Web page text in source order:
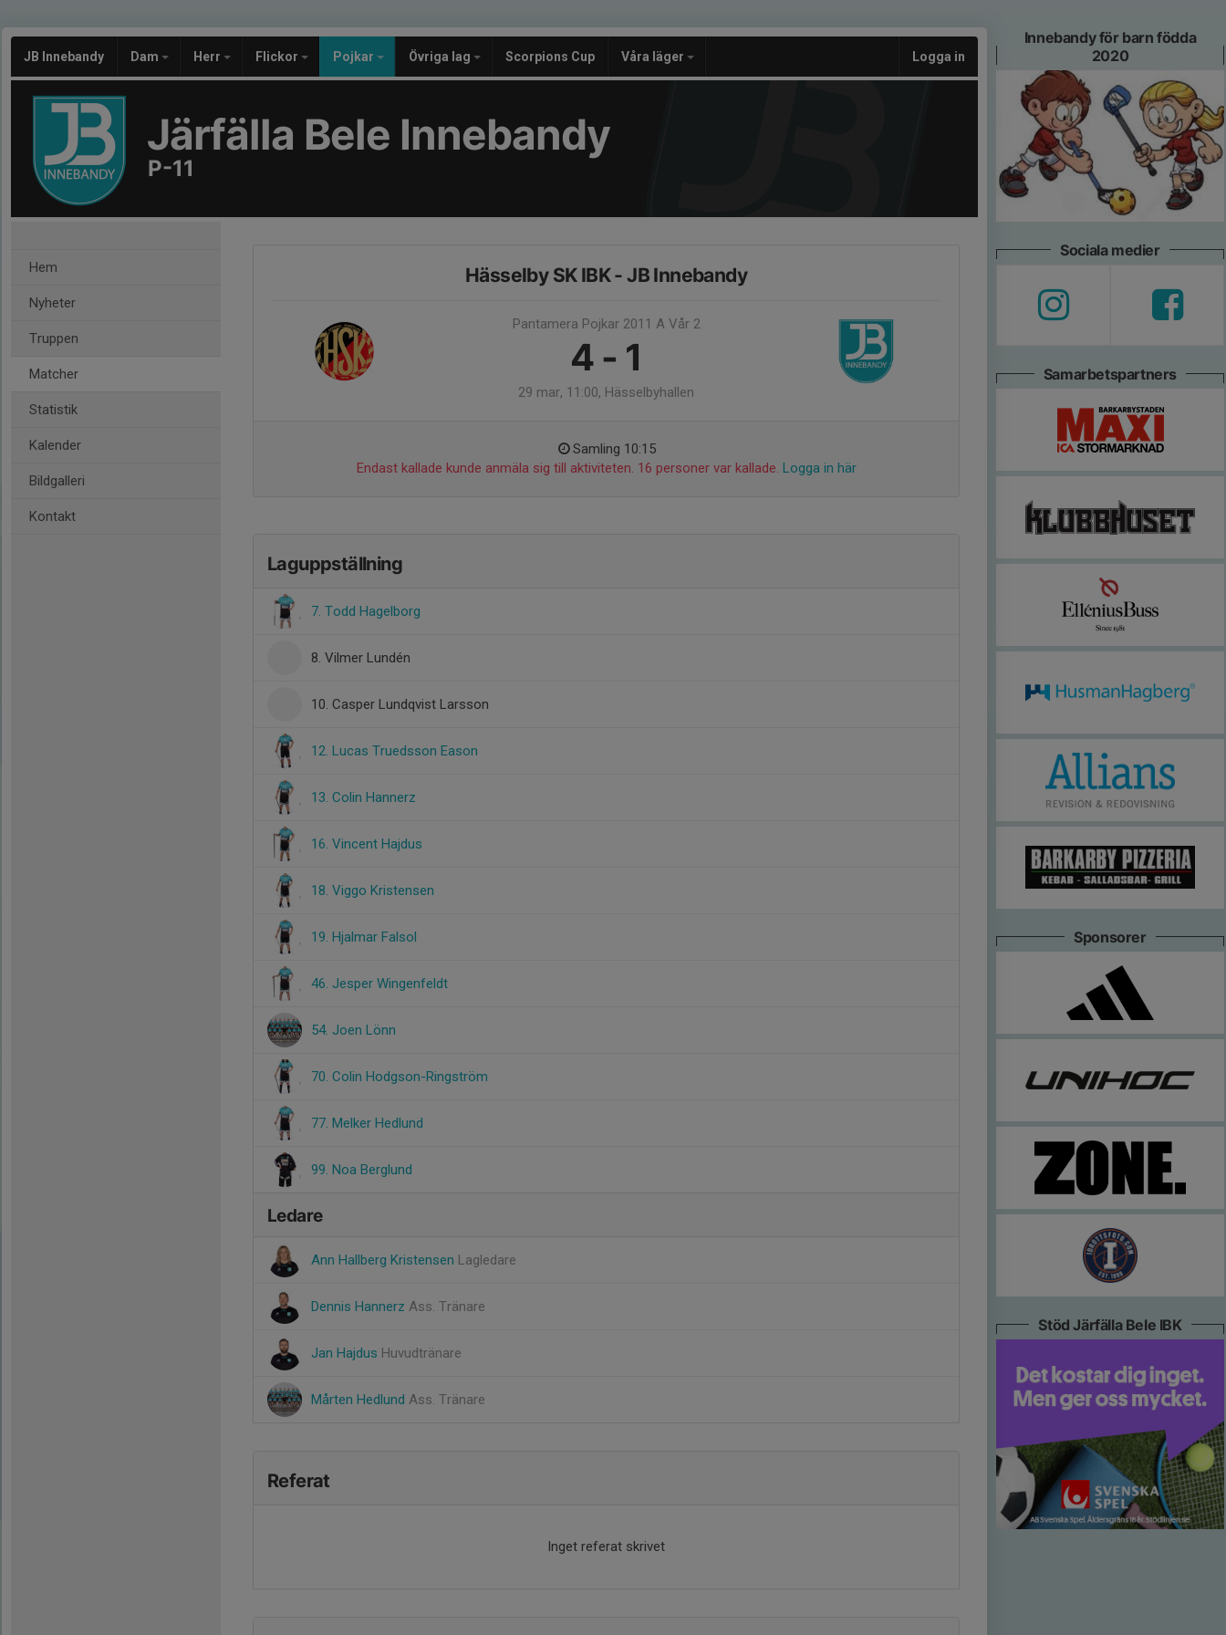
JB Innebandy Dam Herr Flickor Pojkar Övriga lag Scorpions Cup Våra läger Logga in
Järfälla Bele Innebandy
P-11
Hem
Nyheter
Truppen
Matcher
Statistik
Kalender
Bildgalleri
Kontakt
Hässelby SK IBK - JB Innebandy
Pantamera Pojkar 2011 A Vår 2
4 - 1
29 mar, 11:00, Hässelbyhallen
Samling 10:15
Endast kallade kunde anmäla sig till aktiviteten. 16 personer var kallade. Logga in här
Laguppställning
7. Todd Hagelborg
8. Vilmer Lundén
10. Casper Lundqvist Larsson
12. Lucas Truedsson Eason
13. Colin Hannerz
16. Vincent Hajdus
18. Viggo Kristensen
19. Hjalmar Falsol
46. Jesper Wingenfeldt
54. Joen Lönn
70. Colin Hodgson-Ringström
77. Melker Hedlund
99. Noa Berglund
Ledare
Ann Hallberg Kristensen Lagledare
Dennis Hannerz Ass. Tränare
Jan Hajdus Huvudtränare
Mårten Hedlund Ass. Tränare
Referat
Inget referat skrivet
Innebandy för barn födda
2020
Sociala medier
Samarbetspartners
Sponsorer
Stöd Järfälla Bele IBK